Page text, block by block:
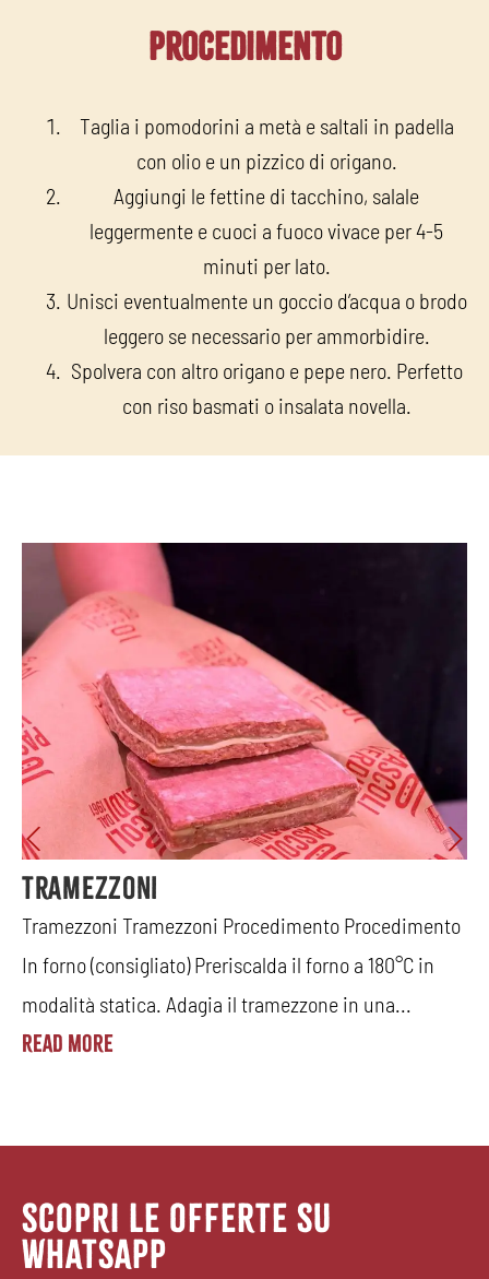
Procedimento
Taglia i pomodorini a metà e saltali in padella
con olio e un pizzico di origano.
Aggiungi le fettine di tacchino, salale
leggermente e cuoci a fuoco vivace per 4-5
minuti per lato.
Unisci eventualmente un goccio d’acqua o brodo
leggero se necessario per ammorbidire.
Spolvera con altro origano e pepe nero. Perfetto
con riso basmati o insalata novella.
Tramezzoni
Tramezzoni Tramezzoni Procedimento Procedimento
In forno (consigliato) Preriscalda il forno a 180°C in
modalità statica. Adagia il tramezzone in una...
Read More
SCOPRI LE OFFERTE SU
WHATSAPP